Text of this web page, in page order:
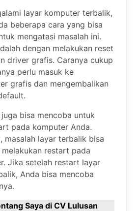
layar komputer terbalik,
beberapa cara yang bisa
mengatasi masalah ini.
dengan melakukan reset
driver grafis. Caranya cukup
perlu masuk ke
grafis dan mengembalikan
bisa mencoba untuk
pada komputer Anda.
masalah layar terbalik bisa
restart pada
Jika setelah restart layar
Anda bisa mencoba
Saya di CV Lulusan